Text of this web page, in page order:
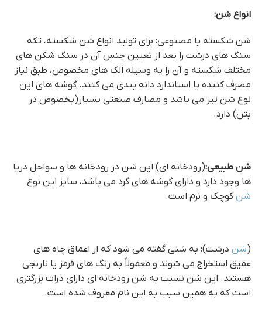
انواع شن:
شن شکسته یا مصنوعی: برای تولید انواع شن شکسته، تکه
سنگ های درشت را بعد از تعیین جنس آن در سنگ شکن های
مختلف شکسته و آن را به وسیله الک های مخصوص، طبق نیاز
مصرف کننده یا استاندارد دانه بندی می کنند. گوشه های این
نوع شن تیز می باشد و مصارف صنعتی بسیار(بخصوص در
بتن) دارد.
شن طبیعی:(رودخانه ای) این شن در رودخانه ها و سواحل دریا
ها وجود دارد و دارای گوشه های گرد می باشد، سایز این نوع
شنکوچک و نرم است.
(شن درشت): به شنی گفته می شود که از اعماق چاه های
عمیق استخراج می شوند و معمولاً به رنگ های قرمز یا نارنجی
هستند. این شن نسبت به شن رودخانه ای دارای ذرات بزرگتری
است که به همین سبب به این نام معروف شده است.